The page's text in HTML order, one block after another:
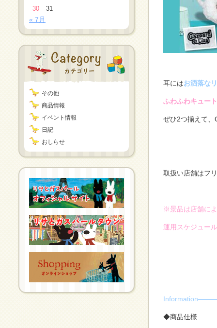
30
31
« 7月
その他
商品情報
イベント情報
日記
おしらせ
耳にはお洒落な
ふわふわキュート
ぜひ2つ揃えて、
取扱い店舗はフ
※景品は店舗に
運用スケジュー
◆商品仕様